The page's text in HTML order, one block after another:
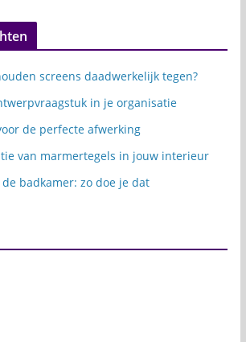
screens daadwerkelijk tegen?
in je organisatie
de perfecte afwerking
van marmertegels in jouw interieur
badkamer: zo doe je dat